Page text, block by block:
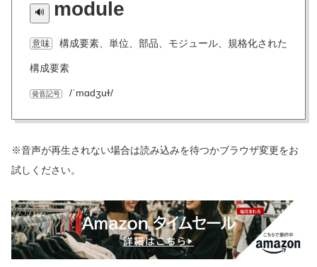
module
意味 構成要素、単位、部品、モジュール、規格化された
構成要素
発音記号 /ˈmɑdʒuɫ/
※音声が再生されない場合は読み込みを待つかブラウザ変更をお
試しください。